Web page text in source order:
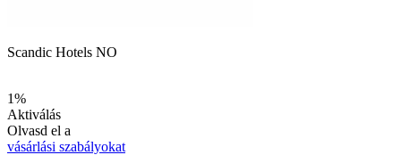
Scandic Hotels NO
1%
Aktiválás
Olvasd el a
vásárlási szabályokat